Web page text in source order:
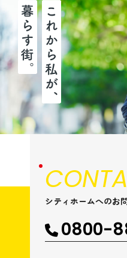
シティホームへのお
0800-